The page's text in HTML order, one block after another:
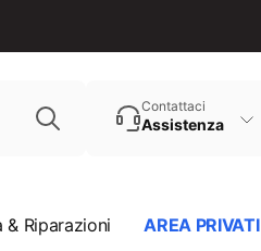
Contattaci
Assistenza
& Riparazioni AREA PRIVATI